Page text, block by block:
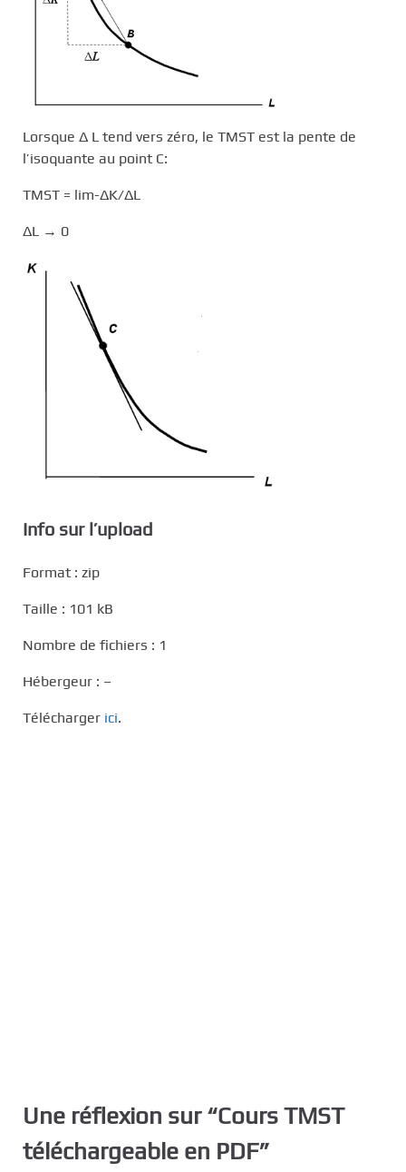
Lorsque Δ L tend vers zéro, le TMST est la pente de
l’isoquante au point C:
TMST = lim-ΔΚ/ΔL
ΔL → 0
Info sur l’upload
Format : zip
Taille : 101 kB
Nombre de fichiers : 1
Hébergeur : –
Télécharger ici.
Une réflexion sur “Cours TMST
téléchargeable en PDF”